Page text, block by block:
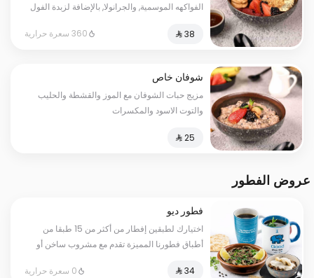
الفواكهه الموسمية, والجرانولا, بالإضافة لزبدة الفول
السعرات الحرارية: 360. قد يتم تطبيق مبلغ إضافي
360 سعرة حرارية
شوفان خاص
مزيج حبات الشوفان مع الموز والقشطة والحليب
والتوت الاسود والمكسرات
عروض الفطور
فطور ديو
اختيارك لطبقين إفطار من أكثر من 15 طبقا من
أطباق فطورنا المميزة تقدم مع مشروب ساخن أو
⁨⁦‪‬ 34⁩
0 سعرة حرارية